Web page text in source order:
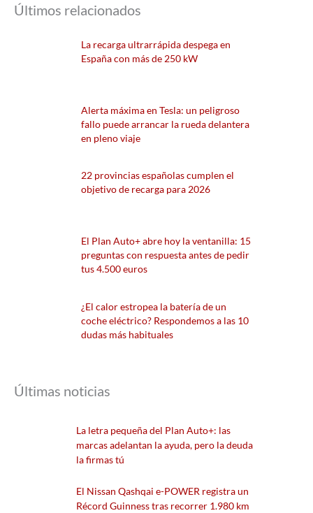
Últimos relacionados
La recarga ultrarrápida despega en
España con más de 250 kW
Alerta máxima en Tesla: un peligroso
fallo puede arrancar la rueda delantera
en pleno viaje
22 provincias españolas cumplen el
objetivo de recarga para 2026
El Plan Auto+ abre hoy la ventanilla: 15
preguntas con respuesta antes de pedir
tus 4.500 euros
¿El calor estropea la batería de un
coche eléctrico? Respondemos a las 10
dudas más habituales
Últimas noticias
La letra pequeña del Plan Auto+: las
marcas adelantan la ayuda, pero la deuda
la firmas tú
El Nissan Qashqai e-POWER registra un
Récord Guinness tras recorrer 1.980 km